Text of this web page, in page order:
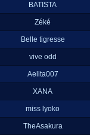
BATISTA
Zéké
Belle tigresse
vive odd
Aelita007
XANA
miss lyoko
TheAsakura